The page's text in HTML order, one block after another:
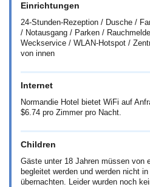
Einrichtungen
24-Stunden-Rezeption / Dusche /
/ Notausgang / Parken /
Weckservice / WLAN-Hotspot /
von innen
Internet
Normandie Hotel bietet WiFi auf
$6.74 pro Zimmer pro Nacht.
Children
Gäste unter 18 Jahren müssen von
begleitet werden und werden nicht
übernachten. Leider wurden noch